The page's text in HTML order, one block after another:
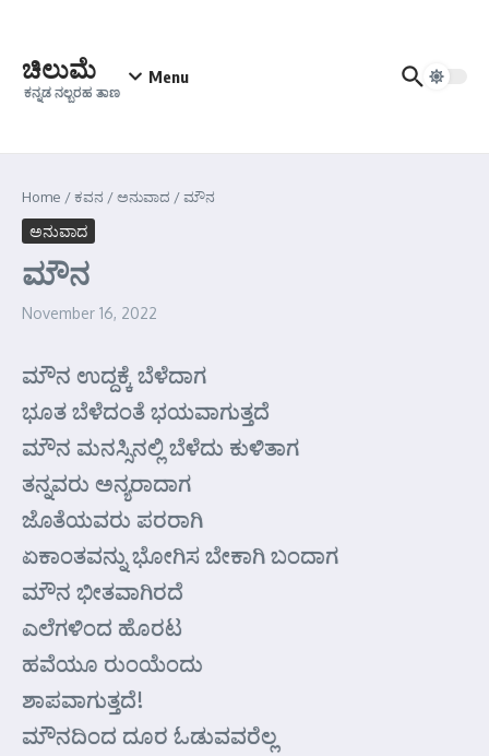
ಚಿಲುಮೆ
ಕನ್ನಡ ನಲ್ಬರಹ ತಾಣ
Menu
Home /ಕವನ /ಅನುವಾದ /ಮೌನ
ಅನುವಾದ
ಮೌನ
November 16, 2022
ಮೌನ ಉದ್ದಕ್ಕೆ ಬೆಳೆದಾಗ
ಭೂತ ಬೆಳೆದಂತೆ ಭಯವಾಗುತ್ತದೆ
ಮೌನ ಮನಸ್ಸಿನಲ್ಲಿ ಬೆಳೆದು ಕುಳಿತಾಗ
ತನ್ನವರು ಅನ್ಯರಾದಾಗ
ಜೊತೆಯವರು ಪರರಾಗಿ
ಏಕಾಂತವನ್ನು ಭೋಗಿಸ ಬೇಕಾಗಿ ಬಂದಾಗ
ಮೌನ ಭೀತವಾಗಿರದೆ
ಎಲೆಗಳಿಂದ ಹೊರಟ
ಹವೆಯೂ ರುಂಯೆಂದು
ಶಾಪವಾಗುತ್ತದೆ!
ಮೌನದಿಂದ ದೂರ ಓಡುವವರೆಲ್ಲ